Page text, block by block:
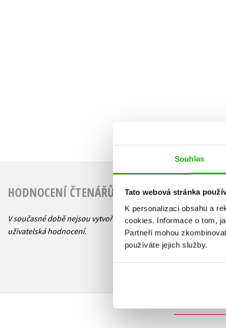
Souhlas
Tato webová stránka
K personalizaci obsahu a
cookies. Informace o tom,
Partneři mohou
používáte jejich služby.
HODNOCENÍ ČTENÁŘŮ
V současné době nejsou vytvořena žádná
uživatelská hodnocení.